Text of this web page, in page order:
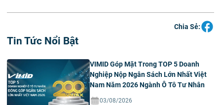
Chia Sẻ:
Tin Tức Nổi Bật
VIMID Góp Mặt Trong TOP 5 Doanh
Nghiệp Nộp Ngân Sách Lớn Nhất Việt
Nam Năm 2026 Ngành Ô Tô Tư Nhân
03/08/2026